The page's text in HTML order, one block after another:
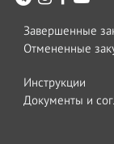
Завершенные
Отмененные
Инструкции
Документы и